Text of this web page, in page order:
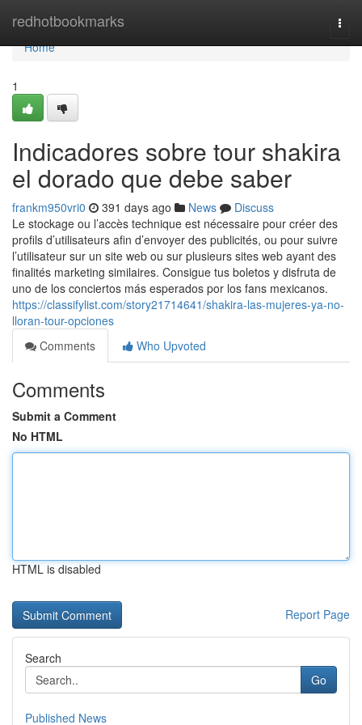
redhotbookmarks
Home
Home
1
Indicadores sobre tour shakira
el dorado que debe saber
frankm950vri0 391 days ago News
Discuss
Le stockage ou l’accès technique est nécessaire pour créer des
profils d’utilisateurs afin d’envoyer des publicités, ou pour suivre
l’utilisateur sur un site web ou sur plusieurs sites web ayant des
finalités marketing similaires. Consigue tus boletos y disfruta de
uno de los conciertos más esperados por los fans mexicanos.
https://classifylist.com/story21714641/shakira-las-mujeres-ya-no-
lloran-tour-opciones
Comments
Who Upvoted
Comments
Submit a Comment
No HTML
HTML is disabled
Report Page
Search
Go
Published News